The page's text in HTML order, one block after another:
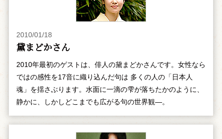
2010/01/18
黛まどかさん
2010年最初のゲストは、俳人の黛まどかさんです。女性なら
ではの感性を17音に織り込んだ句は 多くの人の「日本人
魂」を揺さぶります。水面に一滴の雫が落ちたかのように、
静かに、しかしどこまでも広がる句の世界観―。